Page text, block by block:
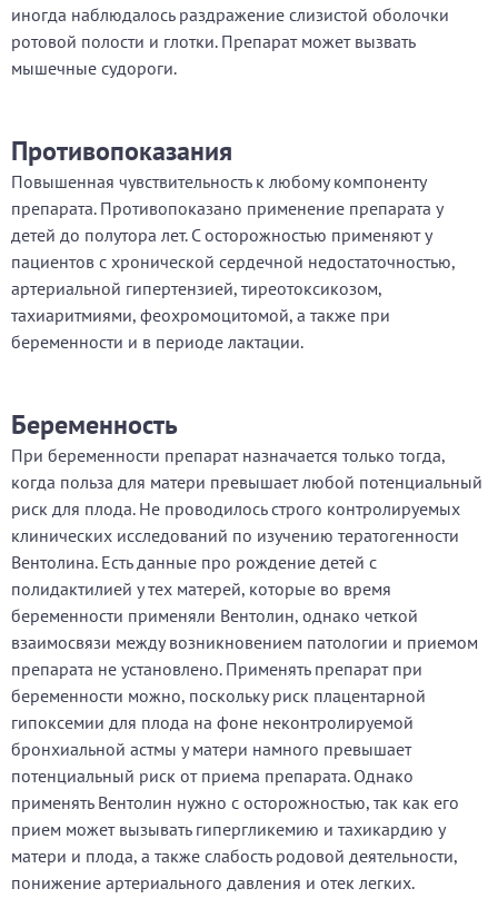
иногда наблюдалось раздражение слизистой оболочки
ротовой полости и глотки. Препарат может вызвать
мышечные судороги.
Противопоказания
Повышенная чувствительность к любому компоненту
препарата. Противопоказано применение препарата у
детей до полутора лет. С осторожностью применяют у
пациентов с хронической сердечной недостаточностью,
артериальной гипертензией, тиреотоксикозом,
тахиаритмиями, феохромоцитомой, а также при
беременности и в периоде лактации.
Беременность
При беременности препарат назначается только тогда,
когда польза для матери превышает любой потенциальный
риск для плода. Не проводилось строго контролируемых
клинических исследований по изучению тератогенности
Вентолина. Есть данные про рождение детей с
полидактилией у тех матерей, которые во время
беременности применяли Вентолин, однако четкой
взаимосвязи между возникновением патологии и приемом
препарата не установлено. Применять препарат при
беременности можно, поскольку риск плацентарной
гипоксемии для плода на фоне неконтролируемой
бронхиальной астмы у матери намного превышает
потенциальный риск от приема препарата. Однако
применять Вентолин нужно с осторожностью, так как его
прием может вызывать гипергликемию и тахикардию у
матери и плода, а также слабость родовой деятельности,
понижение артериального давления и отек легких.